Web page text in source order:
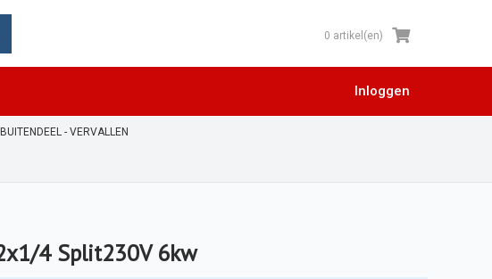
0 artikel(en)
Inloggen
- VERVALLEN
4 Split230V 6kw